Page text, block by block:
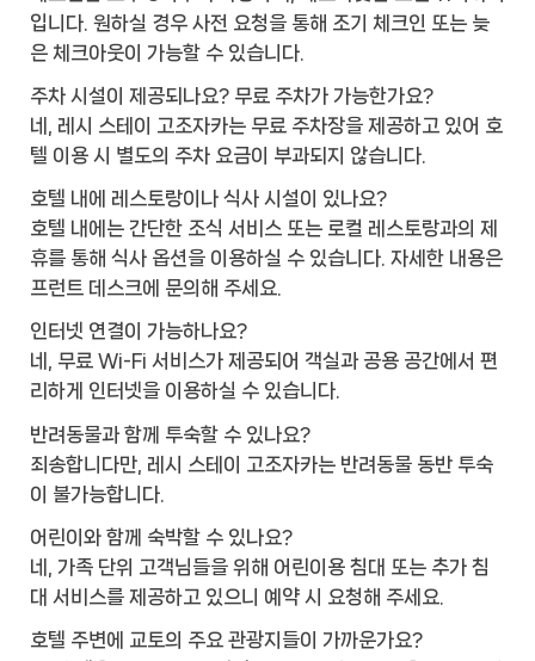
입니다. 원하실 경우 사전 요청을 통해 조기 체크인 또는 늦
은 체크아웃이 가능할 수 있습니다.
주차 시설이 제공되나요? 무료 주차가 가능한가요?
네, 레시 스테이 고조자카는 무료 주차장을 제공하고 있어 호
텔 이용 시 별도의 주차 요금이 부과되지 않습니다.
호텔 내에 레스토랑이나 식사 시설이 있나요?
호텔 내에는 간단한 조식 서비스 또는 로컬 레스토랑과의 제
휴를 통해 식사 옵션을 이용하실 수 있습니다. 자세한 내용은
프런트 데스크에 문의해 주세요.
인터넷 연결이 가능하나요?
네, 무료 Wi-Fi 서비스가 제공되어 객실과 공용 공간에서 편
리하게 인터넷을 이용하실 수 있습니다.
반려동물과 함께 투숙할 수 있나요?
죄송합니다만, 레시 스테이 고조자카는 반려동물 동반 투숙
이 불가능합니다.
어린이와 함께 숙박할 수 있나요?
네, 가족 단위 고객님들을 위해 어린이용 침대 또는 추가 침
대 서비스를 제공하고 있으니 예약 시 요청해 주세요.
호텔 주변에 교토의 주요 관광지들이 가까운가요?